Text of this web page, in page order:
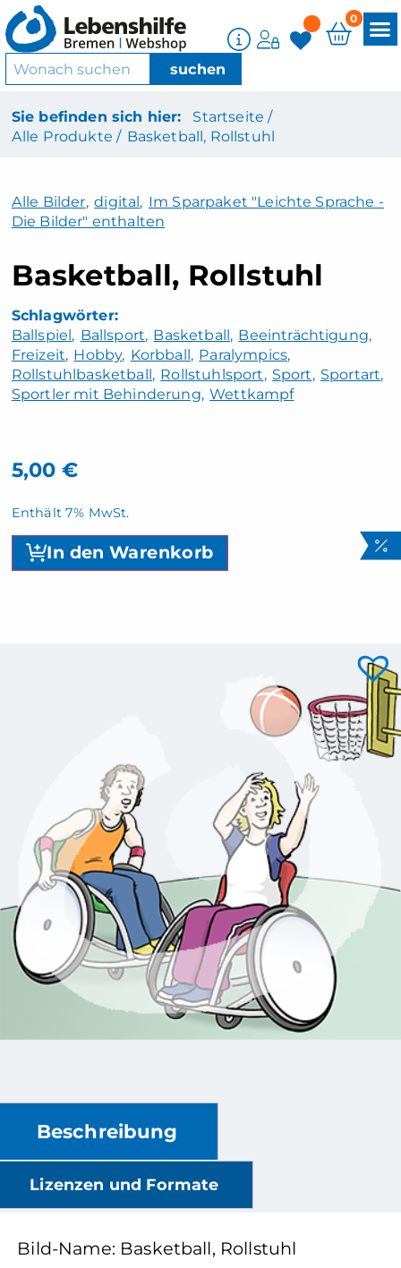
0
Sie befinden sich hier:
Startseite /
Alle Produkte / Basketball, Rollstuhl
Alle Bilder, digital, Im Sparpaket "Leichte Sprache -
Die Bilder" enthalten
Basketball, Rollstuhl
Ballspiel Ballsport Basketball Beeinträchtigung
Freizeit Hobby Korbball Paralympics
Rollstuhlbasketball Rollstuhlsport Sport Sportart
Sportler mit Behinderung Wettkampf
5,00 €
Enthält 7% MwSt.
In den Warenkorb
Beschreibung
Lizenzen und Formate
Bild-Name: Basketball, Rollstuhl